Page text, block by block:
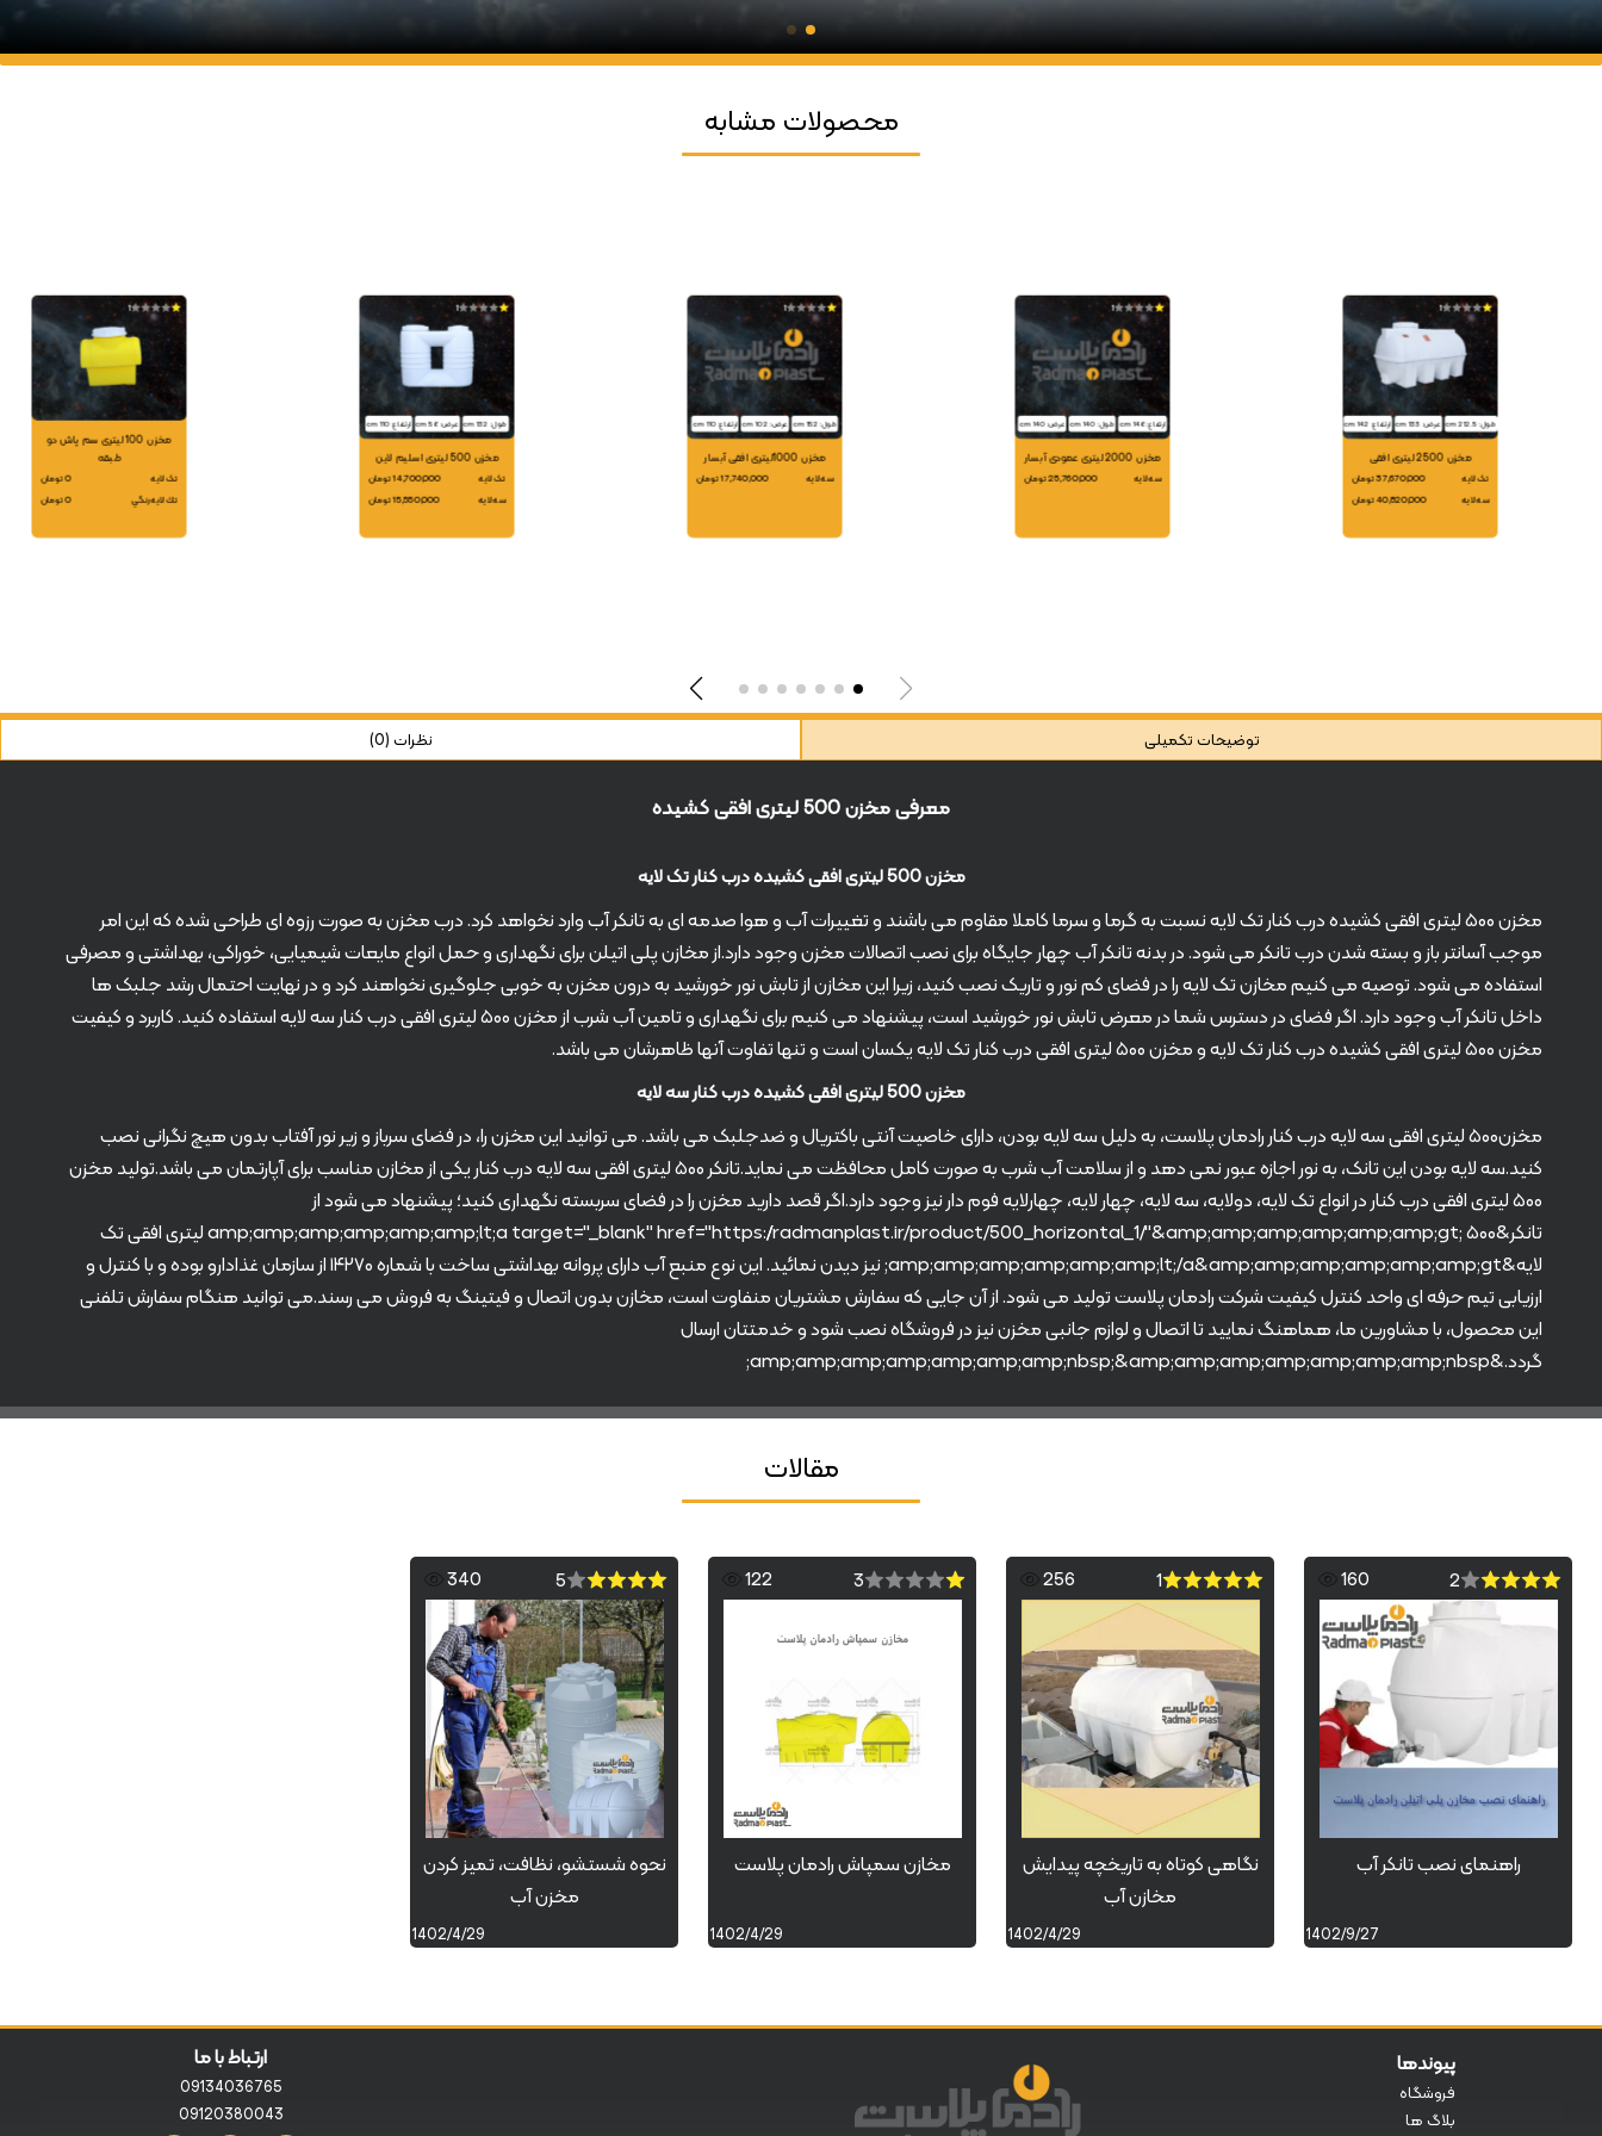
محصولات مشابه
1
طول: 212.5 cm عرض: 133 cm ارتفاع: 142 cm
مخزن 2500 لیتری افقی
تک لایه
37,670,000 تومان
سه لایه
40,820,000 تومان
1
ارتفاع: 146 cm طول: 140 cm عرض: 140 cm
مخزن 2000 لیتری عمودی آبسار
سه لایه 25,760,000 تومان
1
طول: 152 cm عرض: 102 cm ارتفاع: 110 cm
مخزن 1000لیتری افقی آبسار
سه لایه 17,740,000 تومان
1
طول: 132 cm عرض: 56 cm ارتفاع: 110 cm
مخزن 500 لیتری اسلیم لاین
تک لایه
14,700,000 تومان
سه لایه
15,550,000 تومان
1
مخزن 100 لیتری سم پاش دو
طبقه
تک لایه
0 تومان
تك لايه رنگي
0 تومان
توضیحات تکمیلی نظرات (0)
معرفی مخزن 500 لیتری افقی کشیده
مخزن 500 لیتری افقی کشیده درب کنار تک لایه
مخزن ۵۰۰ لیتری افقی کشیده درب کنار تک لایه نسبت به گرما و سرما کاملا مقاوم می باشند و تغییرات آب و هوا صدمه ای به تانکر آب وارد نخواهد کرد. درب مخزن به صورت رزوه ای طراحی شده که این امر
موجب آسانتر باز و بسته شدن درب تانکر می شود. در بدنه تانکر آب چهار جایگاه برای نصب اتصالات مخزن وجود دارد.از مخازن پلی اتیلن برای نگهداری و حمل انواع مایعات شیمیایی، خوراکی، بهداشتی و مصرفی
استفاده می شود. توصیه می کنیم مخازن تک لایه را در فضای کم نور و تاریک نصب کنید، زیرا این مخازن از تابش نور خورشید به درون مخزن به خوبی جلوگیری نخواهند کرد و در نهایت احتمال رشد جلبک ها
داخل تانکر آب وجود دارد. اگر فضای در دسترس شما در معرض تابش نور خورشید است، پیشنهاد می کنیم برای نگهداری و تامین آب شرب از مخزن ۵۰۰ لیتری افقی درب کنار سه لایه استفاده کنید. کاربرد و کیفیت
مخزن ۵۰۰ لیتری افقی کشیده درب کنار تک لایه و مخزن ۵۰۰ لیتری افقی درب کنار تک لایه یکسان است و تنها تفاوت آنها ظاهرشان می باشد.
مخزن 500 لیتری افقی کشیده درب کنار سه لایه
مخزن۵۰۰ لیتری افقی سه لایه درب کنار رادمان پلاست، به دلیل سه لایه بودن، دارای خاصیت آنتی باکتریال و ضدجلبک می باشد. می توانید این مخزن را، در فضای سرباز و زیر نور آفتاب بدون هیچ نگرانی نصب
کنید.سه لایه بودن این تانک، به نور اجازه عبور نمی دهد و از سلامت آب شرب به صورت کامل محافظت می نماید.تانکر ۵۰۰ لیتری افقی سه لایه درب کنار یکی از مخازن مناسب برای آپارتمان می باشد.تولید مخزن
۵۰۰ لیتری افقی درب کنار در انواع تک لایه، دولایه، سه لایه، چهار لایه، چهارلایه فوم دار نیز وجود دارد.اگر قصد دارید مخزن را در فضای سربسته نگهداری کنید؛ پیشنهاد می شود از
تانکر&amp;amp;amp;amp;amp;amp;lt;a target="_blank" href="https://radmanplast.ir/product/500_horizontal_1/"&amp;amp;amp;amp;amp;amp;gt; ۵۰۰ لیتری افقی تک
لایه&amp;amp;amp;amp;amp;amp;lt;/a&amp;amp;amp;amp;amp;amp;gt; نیز دیدن نمائید. این نوع منبع آب دارای پروانه بهداشتی ساخت با شماره ۱۴۲۷۰ از سازمان غذادارو بوده و با کنترل و
ارزیابی تیم حرفه ای واحد کنترل کیفیت شرکت رادمان پلاست تولید می شود. از آن جایی که سفارش مشتریان منفاوت است، مخازن بدون اتصال و فیتینگ به فروش می رسند.می توانید هنگام سفارش تلفنی
این محصول، با مشاورین ما، هماهنگ نمایید تا اتصال و لوازم جانبی مخزن نیز در فروشگاه نصب شود و خدمتتان ارسال
گردد.&amp;amp;amp;amp;amp;amp;amp;nbsp;&amp;amp;amp;amp;amp;amp;amp;nbsp;
مقالات
2
160
راهنمای نصب تانکر آب
1402/9/27
1
256
نگاهی کوتاه به تاریخچه پیدایش
مخازن آب
1402/4/29
3
122
مخازن سمپاش رادمان پلاست
1402/4/29
5
340
نحوه شستشو، نظافت، تمیز کردن
مخزن آب
1402/4/29
پیوندها
فروشگاه
بلاگ ها
ارتباط با ما
09134036765
09120380043